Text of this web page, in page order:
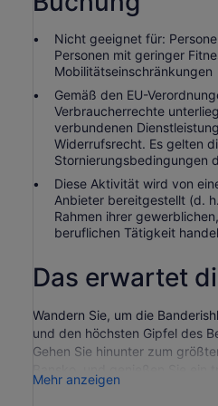
auswählst
Nicht geeignet für:
Personen mit geringer
Mobilitätseinschränkungen
Gemäß den EU-
Verbraucherrechte
verbundenen
Widerrufsrecht. Es gelten
Stornierungsbedingungen
Diese Aktivität wird von
Anbieter bereitgestellt (d.
Rahmen ihrer
beruflichen Tätigkeit
Das erwartet
Wandern Sie, um die
und den höchsten Gipfel des
Gehen Sie hinunter zum
Mittagessen. Machen Sie
Mehr anzeigen